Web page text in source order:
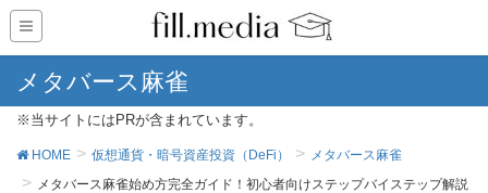
メタバース麻雀
※当サイトにはPRが含まれています。
HOME 仮想通貨・暗号資産投資（DeFi）
メタバース麻雀
メタバース麻雀始め方完全ガイド！初心者向けステップバイステップ解説